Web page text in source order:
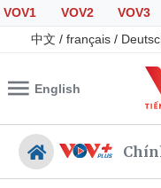
VOV1 VOV2 VOV3
中文 / français /
English